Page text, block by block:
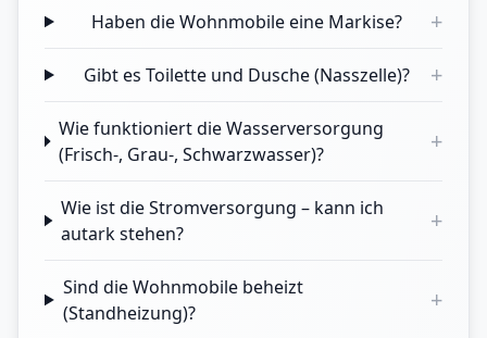
Haben die Wohnmobile eine Markise? +
Gibt es Toilette und Dusche (Nasszelle)? +
Wie funktioniert die Wasserversorgung
(Frisch-, Grau-, Schwarzwasser)?
+
Wie ist die Stromversorgung – kann ich
autark stehen?
+
Sind die Wohnmobile beheizt
(Standheizung)?
+